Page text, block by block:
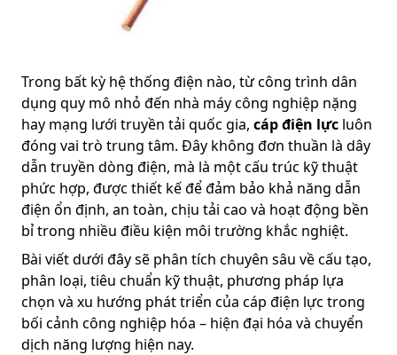
Trong bất kỳ hệ thống điện nào, từ công trình dân
dụng quy mô nhỏ đến nhà máy công nghiệp nặng
hay mạng lưới truyền tải quốc gia, cáp điện lực luôn
đóng vai trò trung tâm. Đây không đơn thuần là dây
dẫn truyền dòng điện, mà là một cấu trúc kỹ thuật
phức hợp, được thiết kế để đảm bảo khả năng dẫn
điện ổn định, an toàn, chịu tải cao và hoạt động bền
bỉ trong nhiều điều kiện môi trường khắc nghiệt.
Bài viết dưới đây sẽ phân tích chuyên sâu về cấu tạo,
phân loại, tiêu chuẩn kỹ thuật, phương pháp lựa
chọn và xu hướng phát triển của cáp điện lực trong
bối cảnh công nghiệp hóa – hiện đại hóa và chuyển
dịch năng lượng hiện nay.